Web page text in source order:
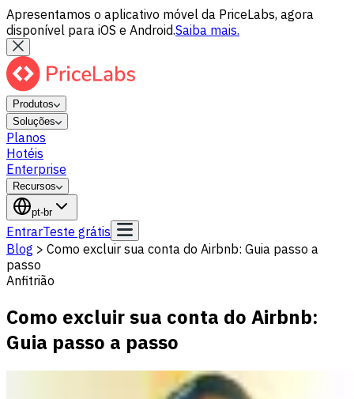
Apresentamos o aplicativo móvel da PriceLabs, agora
disponível para iOS e Android.Saiba mais.
Produtos
Soluções
Planos
Hotéis
Enterprise
Recursos
pt-br
EntrarTeste grátis
Blog > Como excluir sua conta do Airbnb: Guia passo a
passo
Anfitrião
Como excluir sua conta do Airbnb:
Guia passo a passo